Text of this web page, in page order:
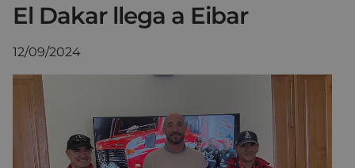
El Dakar llega a Eibar
12/09/2024